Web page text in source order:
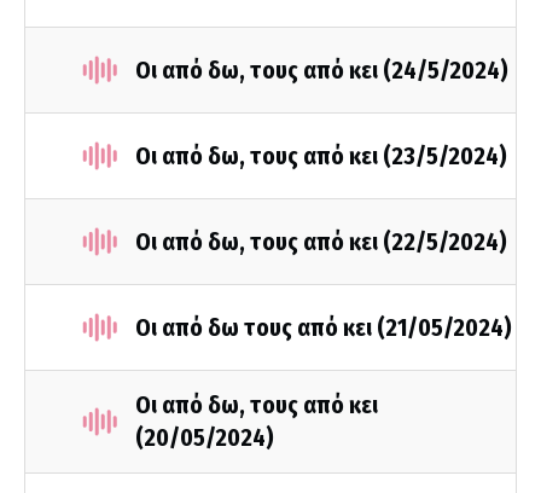
Οι από δω, τους από κει (24/5/2024)
Οι από δω, τους από κει (23/5/2024)
Οι από δω, τους από κει (22/5/2024)
Οι από δω τους από κει (21/05/2024)
Οι από δω, τους από κει
(20/05/2024)